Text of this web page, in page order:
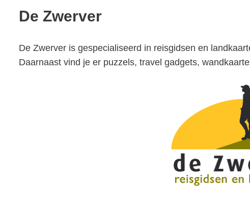
De Zwerver
De Zwerver is gespecialiseerd in reisgidsen en
Daarnaast vind je er puzzels, travel gadgets,